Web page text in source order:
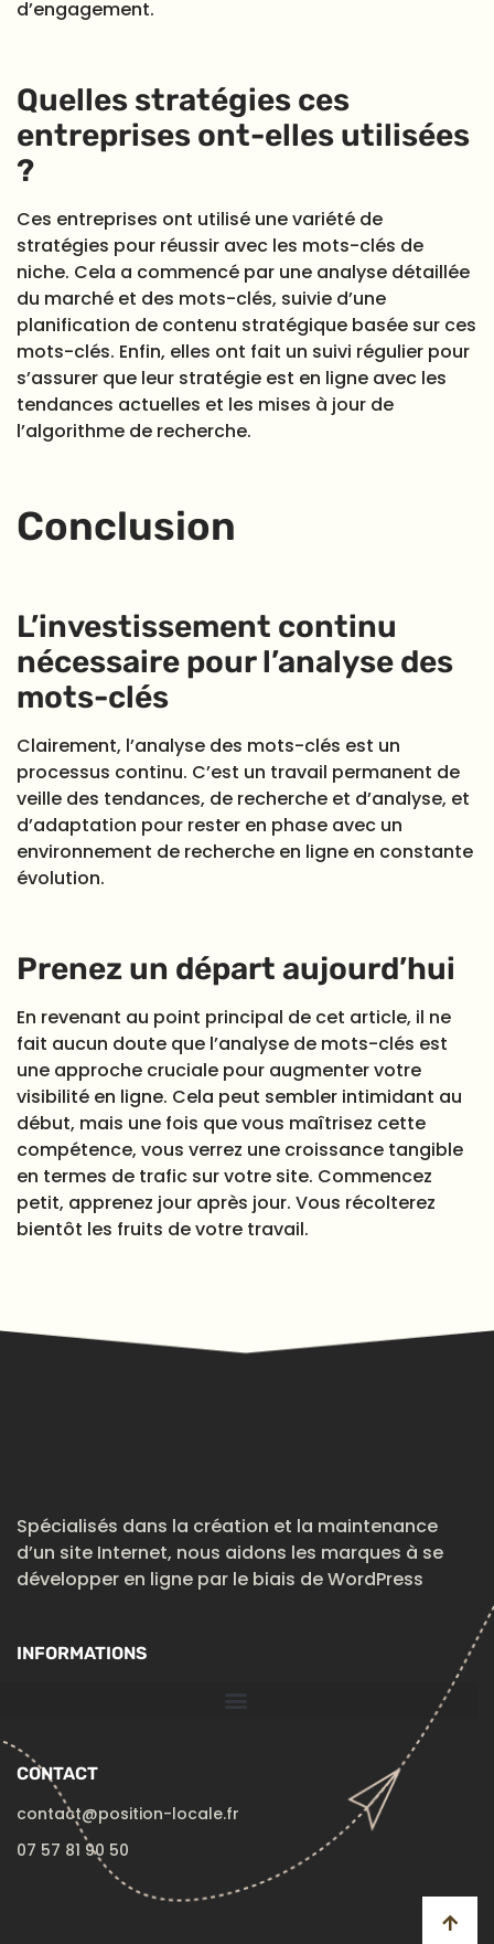
d’engagement.
Quelles stratégies ces
entreprises ont-elles utilisées
?
Ces entreprises ont utilisé une variété de
stratégies pour réussir avec les mots-clés de
niche. Cela a commencé par une analyse détaillée
du marché et des mots-clés, suivie d’une
planification de contenu stratégique basée sur ces
mots-clés. Enfin, elles ont fait un suivi régulier pour
s’assurer que leur stratégie est en ligne avec les
tendances actuelles et les mises à jour de
l’algorithme de recherche.
Conclusion
L’investissement continu
nécessaire pour l’analyse des
mots-clés
Clairement, l’analyse des mots-clés est un
processus continu. C’est un travail permanent de
veille des tendances, de recherche et d’analyse, et
d’adaptation pour rester en phase avec un
environnement de recherche en ligne en constante
évolution.
Prenez un départ aujourd’hui
En revenant au point principal de cet article, il ne
fait aucun doute que l’analyse de mots-clés est
une approche cruciale pour augmenter votre
visibilité en ligne. Cela peut sembler intimidant au
début, mais une fois que vous maîtrisez cette
compétence, vous verrez une croissance tangible
en termes de trafic sur votre site. Commencez
petit, apprenez jour après jour. Vous récolterez
bientôt les fruits de votre travail.
Spécialisés dans la création et la maintenance
d’un site Internet, nous aidons les marques à se
développer en ligne par le biais de WordPress
INFORMATIONS
CONTACT
contact@position-locale.fr
07 57 81 90 50